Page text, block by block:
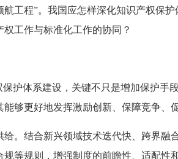
工程”。我国应怎样深化知识产权保
工作与标准化工作的协同？
护体系建设，关键不只是增加保护手
够更好地发挥激励创新、保障竞争、
。结合新兴领域技术迭代快、跨界融
等规则，增强制度的前瞻性、适配性